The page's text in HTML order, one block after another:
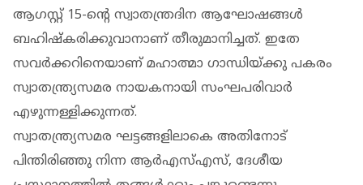
ആഗസ്റ്റ് 15-ന്റെ സ്വാതന്ത്രദിന ആഘോഷങ്ങൾ
ബഹിഷ്‌കരിക്കുവാനാണ് തീരുമാനിച്ചത്. ഇതേ
സവർക്കറിനെയാണ് മഹാത്മാ ഗാന്ധിയ്ക്കു പകരം
സ്വാതന്ത്ര്യസമര നായകനായി സംഘപരിവാർ
എഴുന്നള്ളിക്കുന്നത്.
സ്വാതന്ത്ര്യസമര ഘട്ടങ്ങളിലാകെ അതിനോട്
പിന്തിരിഞ്ഞു നിന്ന ആർഎസ്എസ്, ദേശീയ